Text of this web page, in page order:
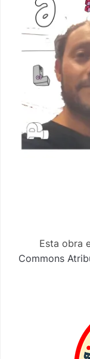
Esta obra
Commons